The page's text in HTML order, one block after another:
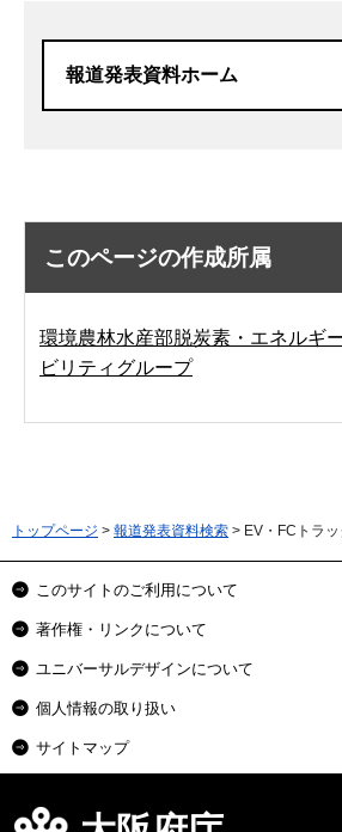
報道発表資料ホーム
このページの作成所属
環境農林水産部脱炭素・エネルギ
ビリティグループ
トップページ > 報道発表資料検索 > EV・FCトラ
このサイトのご利用について
著作権・リンクについて
ユニバーサルデザインについて
個人情報の取り扱い
サイトマップ